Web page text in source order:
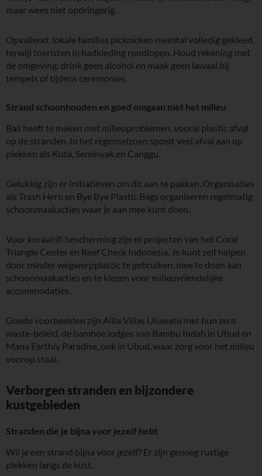
maar wees niet opdringerig.
Opvallend: lokale families picknicken meestal volledig gekleed,
terwijl toeristen in badkleding rondlopen. Houd rekening met
de omgeving: drink geen alcohol en maak geen lawaai bij
tempels of tijdens ceremonies.
Strand schoonhouden en goed omgaan met het milieu
Bali heeft te maken met milieuproblemen, vooral plastic afval
op de stranden. In het regenseizoen spoelt veel afval aan op
plekken als Kuta, Seminyak en Canggu.
Gelukkig zijn er initiatieven om dit aan te pakken. Organisaties
als Trash Hero en Bye Bye Plastic Bags organiseren regelmatig
schoonmaakacties waar je aan mee kunt doen.
Voor koraalrif-bescherming zijn er projecten van het Coral
Triangle Center en Reef Check Indonesia. Je kunt zelf helpen
door minder wegwerpplastic te gebruiken, mee te doen aan
schoonmaakacties en te kiezen voor milieuvriendelijke
accommodaties.
Goede voorbeelden zijn Alila Villas Uluwatu met hun zero
waste-beleid, de bamboe lodges van Bambu Indah in Ubud en
Mana Earthly Paradise, ook in Ubud, waar zorg voor het milieu
voorop staat.
Verborgen stranden en bijzondere
kustgebieden
Stranden die je bijna voor jezelf hebt
Wil je een strand bijna voor jezelf? Er zijn genoeg rustige
plekken langs de kust.